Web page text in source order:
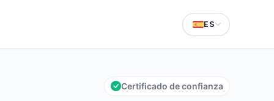
ES
Certificado de confianza